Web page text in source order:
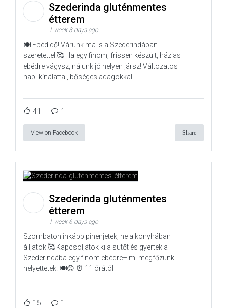
Szederinda gluténmentes
étterem
1 week 3 days ago
🍽️ Ebédidő! Várunk ma is a Szederindában
szeretettel!🥰 Ha egy finom, frissen készült, házias
ebédre vágysz, nálunk jó helyen jársz! Változatos
napi kínálattal, bőséges adagokkal
41 1
View on Facebook Share
Szederinda gluténmentes
étterem
1 week 6 days ago
Szombaton inkább pihenjetek, ne a konyhában
álljatok!🥰 Kapcsoljátok ki a sütőt és gyertek a
Szederindába egy finom ebédre– mi megfőzünk
helyettetek! 🍽️😊 ⏰ 11 órától
15 1